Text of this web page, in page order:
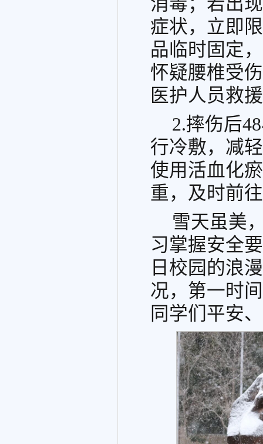
症状，立即
品临时固定
怀疑腰椎受
医护人员救
2.摔伤后
行冷敷，减
使用活血化
重，及时前
雪天虽美
习掌握安全
日校园的浪
况，第一时
同学们平安